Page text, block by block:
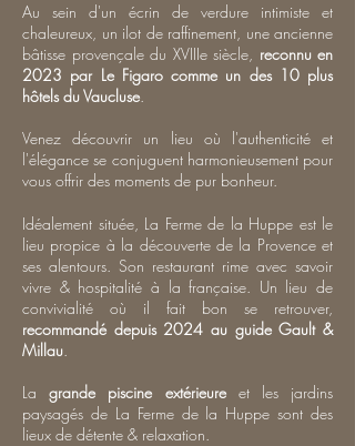
Au sein d'un écrin de verdure intimiste et
chaleureux, un ilot de raffinement, une ancienne
bâtisse provençale du XVIIIe siècle, reconnu en
2023 par Le Figaro comme un des 10 plus
hôtels du Vaucluse.
Venez découvrir un lieu où l'authenticité et
l'élégance se conjuguent harmonieusement pour
vous offrir des moments de pur bonheur.
Idéalement située, La Ferme de la Huppe est le
lieu propice à la découverte de la Provence et
ses alentours. Son restaurant rime avec savoir
vivre & hospitalité à la française. Un lieu de
convivialité où il fait bon se retrouver,
recommandé depuis 2024 au guide Gault &
Millau.
Lagrande piscine extérieureet les jardins
paysagés de La Ferme de la Huppe sont des
lieux de détente & relaxation.